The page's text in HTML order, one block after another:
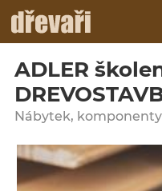
ADLER
Nábytek, komponenty